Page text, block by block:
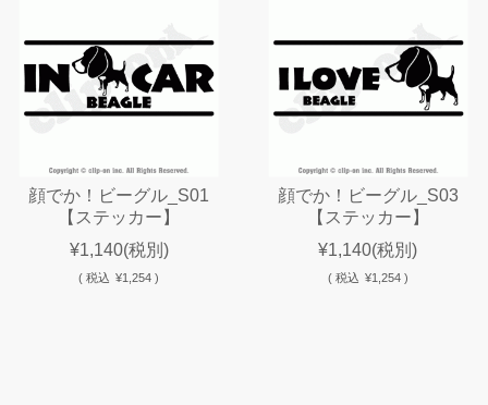
顔でか！ビーグル_S01
【ステッカー】
¥1,140(税別)
(税込 ¥1,254 )
顔でか！ビーグル_S03
【ステッカー】
¥1,140(税別)
( 税込 ¥1,254 )